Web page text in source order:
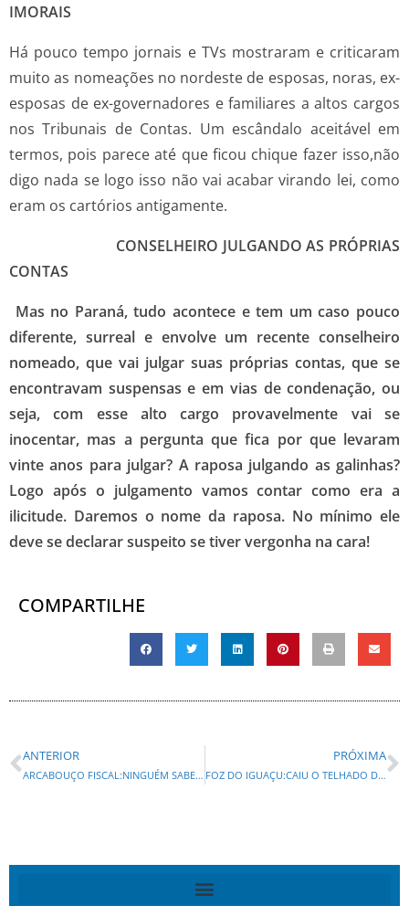
IMORAIS
Há pouco tempo jornais e TVs mostraram e criticaram
muito as nomeações no nordeste de esposas, noras, ex-
esposas de ex-governadores e familiares a altos cargos
nos Tribunais de Contas. Um escândalo aceitável em
termos, pois parece até que ficou chique fazer isso,não
digo nada se logo isso não vai acabar virando lei, como
eram os cartórios antigamente.
CONSELHEIRO JULGANDO AS PRÓPRIAS
CONTAS
Mas no Paraná, tudo acontece e tem um caso pouco
diferente, surreal e envolve um recente conselheiro
nomeado, que vai julgar suas próprias contas, que se
encontravam suspensas e em vias de condenação, ou
seja, com esse alto cargo provavelmente vai se
inocentar, mas a pergunta que fica por que levaram
vinte anos para julgar? A raposa julgando as galinhas?
Logo após o julgamento vamos contar como era a
ilicitude. Daremos o nome da raposa. No mínimo ele
deve se declarar suspeito se tiver vergonha na cara!
COMPARTILHE
ANTERIOR
ARCABOUÇO FISCAL:NINGUÉM SABE, NINGUÉM OUVIU E NÃO SABEM AONDE VAI PARAR!
PRÓXIMA
FOZ DO IGUAÇU:CAIU O TELHADO DO CHICO BRASILEIRO?